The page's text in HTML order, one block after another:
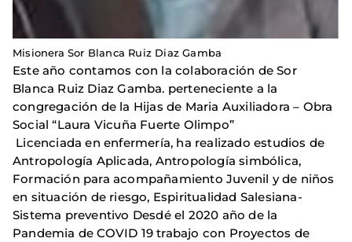
Misionera Sor Blanca Ruiz Diaz Gamba
Este año contamos con la colaboración de Sor
Blanca Ruiz Diaz Gamba. perteneciente a la
congregación de la Hijas de Maria Auxiliadora – Obra
Social “Laura Vicuña Fuerte Olimpo”
Licenciada en enfermería, ha realizado estudios de
Antropología Aplicada, Antropología simbólica,
Formación para acompañamiento Juvenil y de niños
en situación de riesgo, Espiritualidad Salesiana-
Sistema preventivo Desdé el 2020 año de la
Pandemia de COVID 19 trabajo con Proyectos de